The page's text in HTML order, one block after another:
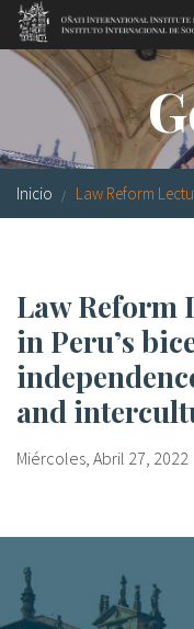
Pasar al contenido principal
Master oficial
Workshops
Visitas
Biblioteca
Sociología jurídica
Becas
Investigación
Equipo
Sobre el IISJ
Residencia Antia
Inicio Law Reform
Law Reform Lecture: "Law Reform
in Peru’s
and
Miércoles, Abril 27, 2022